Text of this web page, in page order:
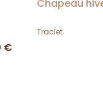
€
Chapeau
Traclet